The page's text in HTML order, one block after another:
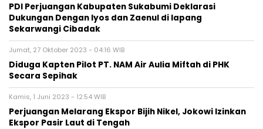
PDI Perjuangan Kabupaten Sukabumi Deklarasi
Dukungan Dengan Iyos dan Zaenul di lapang
Sekarwangi Cibadak
Jumat, 27 Oktober 2023 - 04:16 WIB
Diduga Kapten Pilot PT. NAM Air Aulia Miftah di PHK
Secara Sepihak
Kamis, 1 Juni 2023 - 12:54 WIB
Perjuangan Melarang Ekspor Bijih Nikel, Jokowi Izinkan
Ekspor Pasir Laut di Tengah